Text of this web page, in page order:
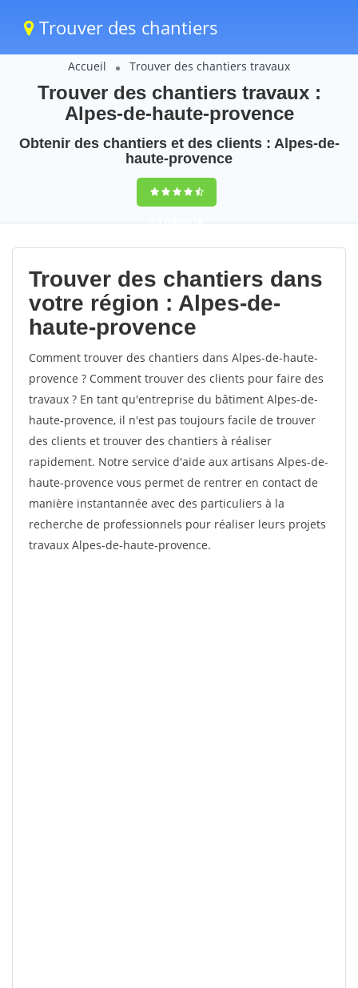
Trouver des chantiers
Accueil Trouver des chantiers travaux
Trouver des chantiers travaux :
Alpes-de-haute-provence
Obtenir des chantiers et des clients : Alpes-de-
haute-provence
9,5(100%)76
votes
Trouver des chantiers dans
votre région : Alpes-de-
haute-provence
Comment trouver des chantiers dans Alpes-de-haute-
provence ? Comment trouver des clients pour faire des
travaux ? En tant qu'entreprise du bâtiment Alpes-de-
haute-provence, il n'est pas toujours facile de trouver
des clients et trouver des chantiers à réaliser
rapidement. Notre service d'aide aux artisans Alpes-de-
haute-provence vous permet de rentrer en contact de
manière instantannée avec des particuliers à la
recherche de professionnels pour réaliser leurs projets
travaux Alpes-de-haute-provence.